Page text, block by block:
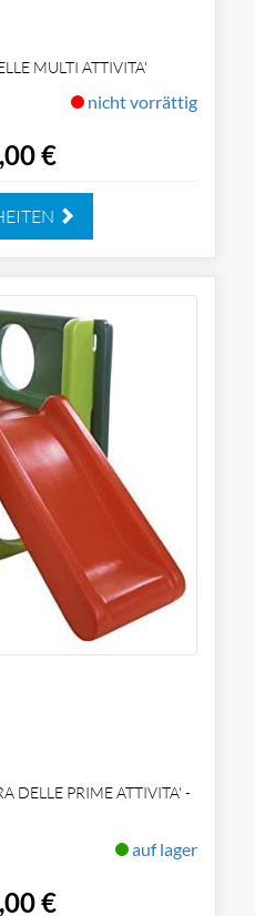
MULTI ATTIVITA'
nicht vorrättig
€
DELLE PRIME ATTIVITA' -
auf lager
€